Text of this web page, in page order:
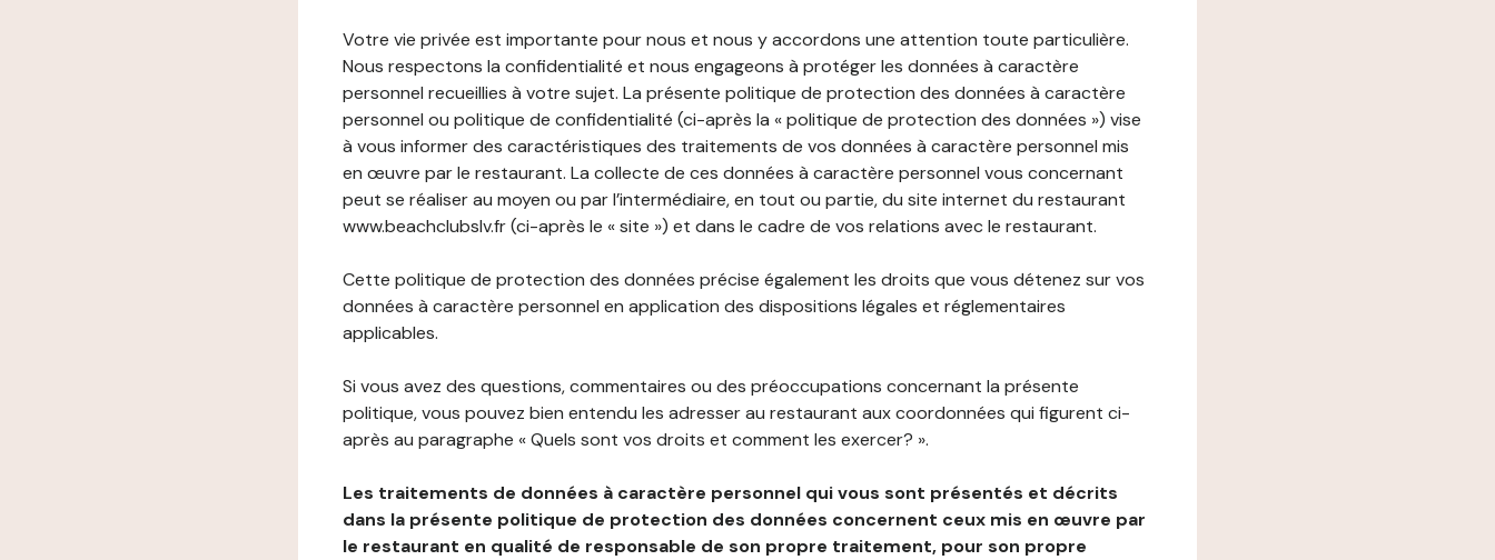
Votre vie privée est importante pour nous et nous y accordons une attention toute particulière.
Nous respectons la confidentialité et nous engageons à protéger les données à caractère
personnel recueillies à votre sujet. La présente politique de protection des données à caractère
personnel ou politique de confidentialité (ci-après la « politique de protection des données ») vise
à vous informer des caractéristiques des traitements de vos données à caractère personnel mis
en œuvre par le restaurant. La collecte de ces données à caractère personnel vous concernant
peut se réaliser au moyen ou par l’intermédiaire, en tout ou partie, du site internet du restaurant
www.beachclubslv.fr (ci-après le « site ») et dans le cadre de vos relations avec le restaurant.
Cette politique de protection des données précise également les droits que vous détenez sur vos
données à caractère personnel en application des dispositions légales et réglementaires
applicables.
Si vous avez des questions, commentaires ou des préoccupations concernant la présente
politique, vous pouvez bien entendu les adresser au restaurant aux coordonnées qui figurent ci-
après au paragraphe « Quels sont vos droits et comment les exercer? ».
Les traitements de données à caractère personnel qui vous sont présentés et décrits
dans la présente politique de protection des données concernent ceux mis en œuvre par
le restaurant en qualité de responsable de son propre traitement, pour son propre